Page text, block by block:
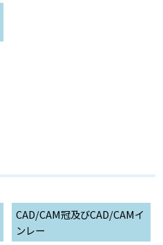
CAD/CAM冠及びCAD/CAMイ
ンレー